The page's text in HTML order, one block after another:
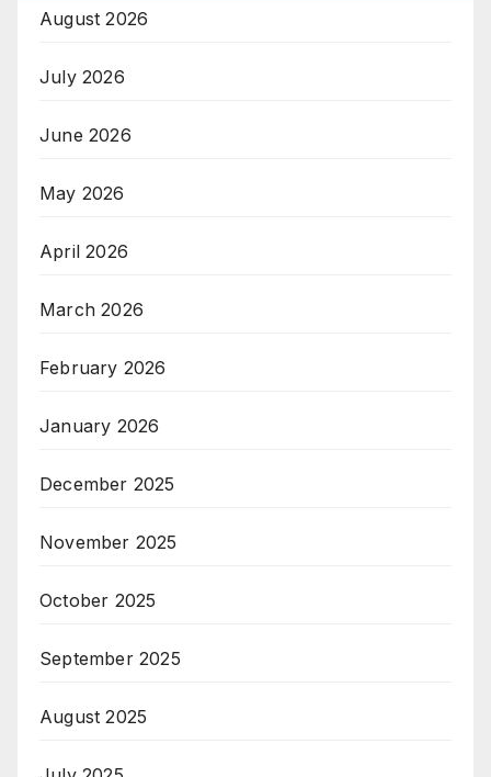
August 2026
July 2026
June 2026
May 2026
April 2026
March 2026
February 2026
January 2026
December 2025
November 2025
October 2025
September 2025
August 2025